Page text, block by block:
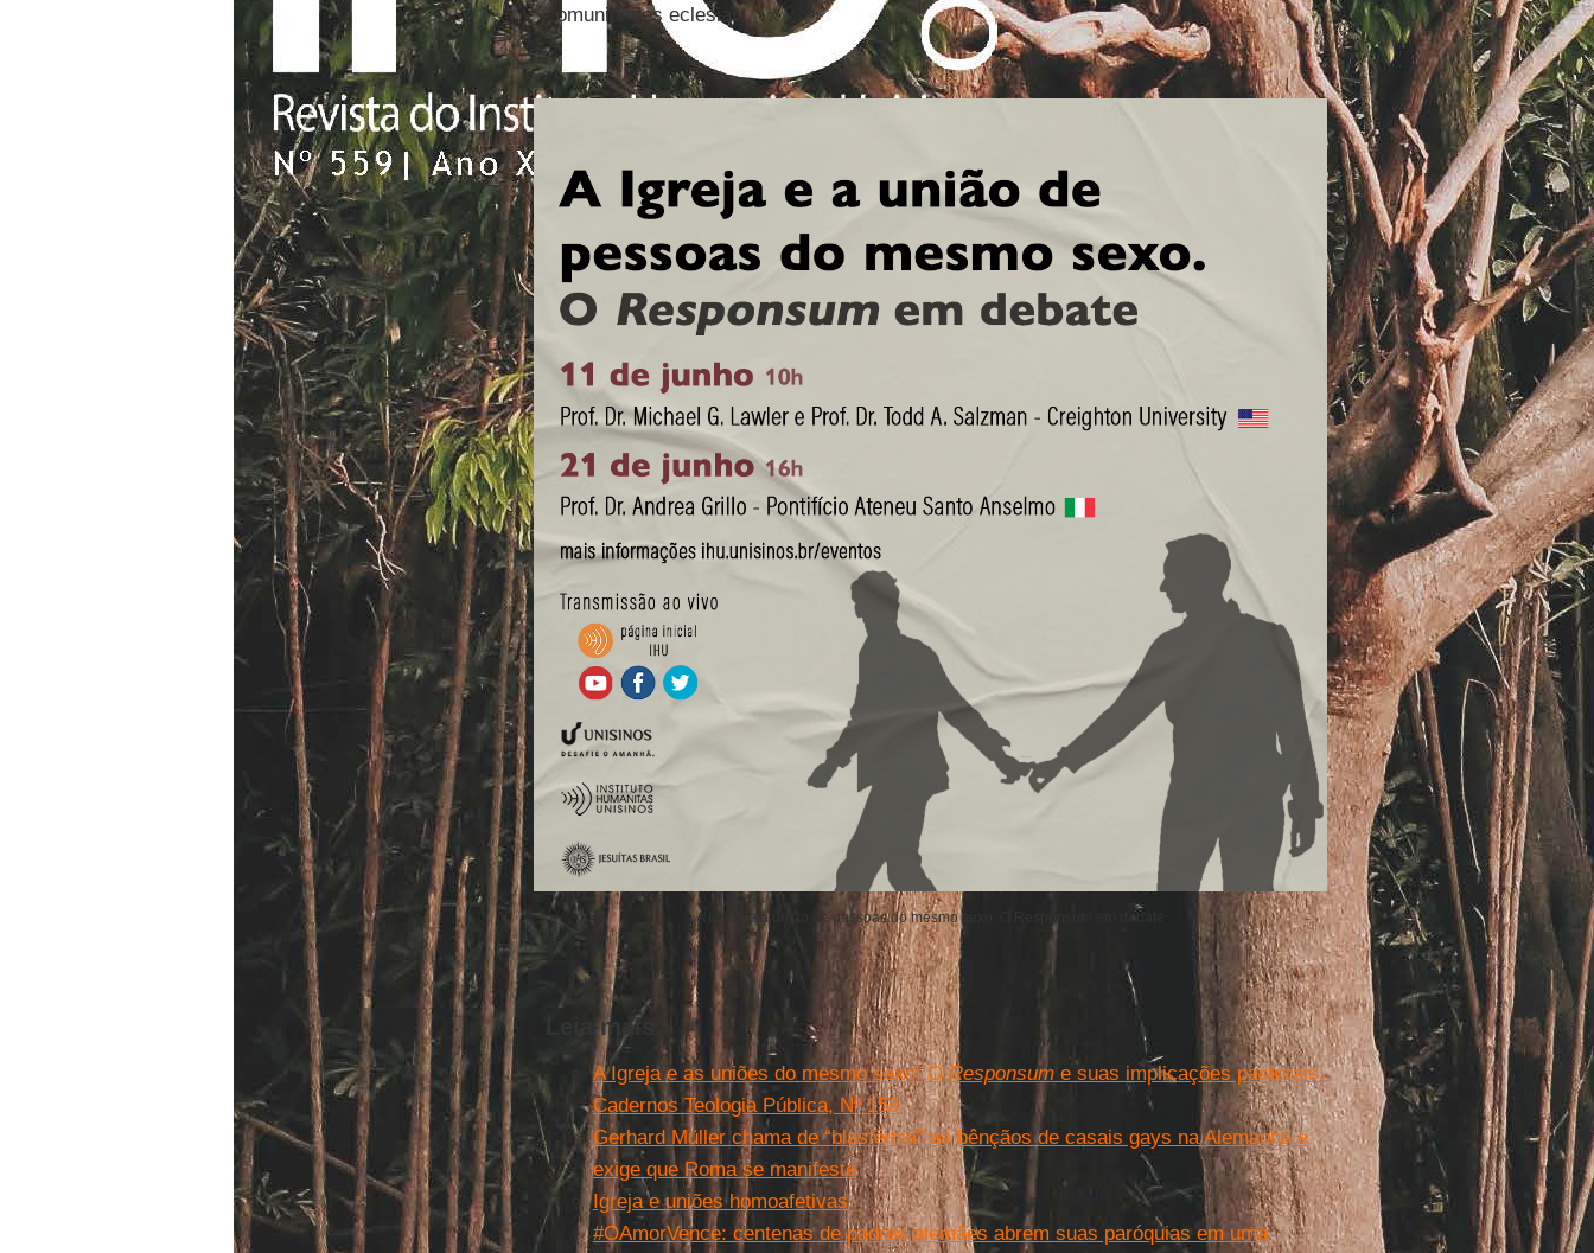
comunidades eclesiais.
A Igreja e a união de pessoas do mesmo sexo. O Responsum em debate
Leia mais
A Igreja e as uniões do mesmo sexo: OResponsume suas implicações pastorais.
Cadernos Teologia Pública, Nº 153
Gerhard Müller chama de “blasfêmia” as bênçãos de casais gays na Alemanha e
exige que Roma se manifeste
Igreja e uniões homoafetivas
#OAmorVence: centenas de padres alemães abrem suas paróquias em uma